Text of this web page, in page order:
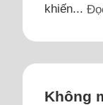
khiến...
Không